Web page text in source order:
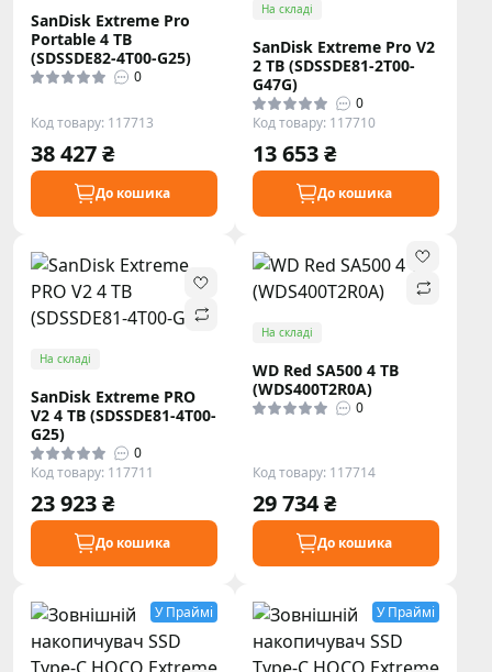
SanDisk Extreme Pro
Portable 4 TB
(SDSSDE82-4T00-G25)
0
Код товару: 117713
38 427 ₴
До кошика
На складі
SanDisk Extreme Pro V2
2 TB (SDSSDE81-2T00-
G47G)
0
Код товару: 117710
13 653 ₴
До кошика
На складі
SanDisk Extreme PRO
V2 4 TB (SDSSDE81-4T00-
G25)
0
Код товару: 117711
23 923 ₴
До кошика
На складі
WD Red SA500 4 TB
(WDS400T2R0A)
0
Код товару: 117714
29 734 ₴
До кошика
У Праймі У Праймі